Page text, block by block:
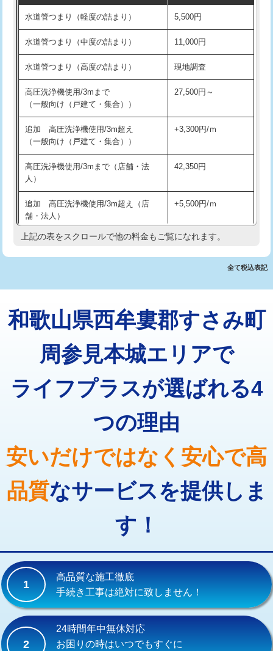
洗面台設置 38,500円
化粧台設置 22,000円
追加人工 16,500円
廃棄・処分 現場見積
※給水管工事は20mmまでの価格です。
交換・取付(排水栓・排水トラップ
22,000円+材料費
持込商品取付（混合水栓）
持込商品取付（浄水器・分岐水栓） 16,500円
業）
排水管工事（追加 排水管工事/3ｍ超
え）
マス交換（土の掘削・埋め戻し作業） 11,000円~
マス交換（深さ50㎝以上） 66,000円
27,500円
コンクリート斫り（厚さ10㎝超え） 38,500円
モルタル補修（厚さ10㎝まで） 27,500円
16,500円
廃棄・処分 現場見積
水道管つまり（軽度の詰まり） 5,500円
水道管つまり（中度の詰まり） 11,000円
水道管つまり（高度の詰まり） 現地調査
高圧洗浄機使用/3mまで
（一般向け（戸建て・集合））
27,500円～
追加 高圧洗浄機使用/3m超え
（一般向け（戸建て・集合））
+3,300円/ｍ
高圧洗浄機使用/3mまで（店舗・法
人）
42,350円
追加 高圧洗浄機使用/3m超え（店
舗・法人）
+5,500円/ｍ
高度高圧洗浄換 現地調査
トーラー機使用/3mまで 33,000円
追加トーラー機使用/3m超え +3,300円
桝清掃 8,800円
止水・漏水調査・防水処理・清掃・修
11,000円
止水・漏水調査・防水処理・清掃・修
22,000円
止水・漏水調査・防水処理・清掃・修
理・調整・分解・加工など（重作業）
33,000円
その他部品の脱着 8,800円～
交換・取付(単水栓（壁付・デッキ
式）)
13,200円+材料費
交換・取付(混合水栓（壁付・デッキ
式・ワンホール）)
16,500円+材料費
交換・取付(排水栓・排水トラップ
（P/S/ポップアップ））
上記の表をスクロールで他の料金もご覧になれます。
全て税込表記
和歌山県西牟婁郡すさみ町
周参見本城エリアで
ライフプラスが選ばれる4
つの理由
安いだけではなく安心で高
品質なサービスを提供しま
す！
1
高品質な施工徹底
手続き工事は絶対に致しません！
2
24時間年中無休対応
お困りの時はいつでもすぐに